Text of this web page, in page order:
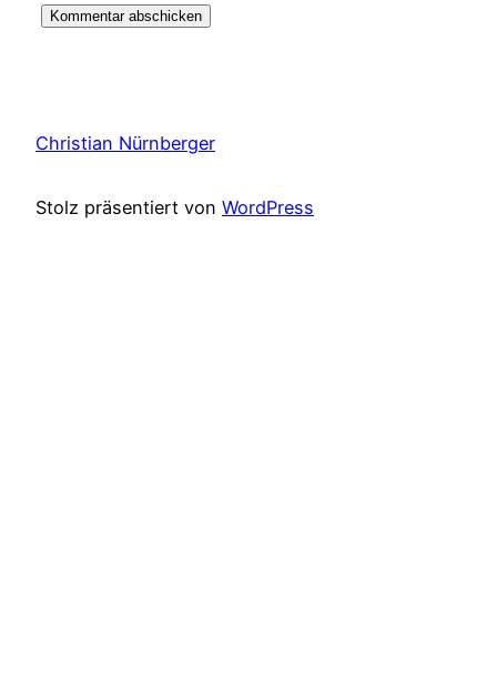
Christian Nürnberger
Stolz präsentiert von WordPress